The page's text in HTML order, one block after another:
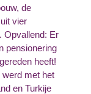
de
vier
Opvallend: Er
pensionering
heeft!
werd met het
en Turkije